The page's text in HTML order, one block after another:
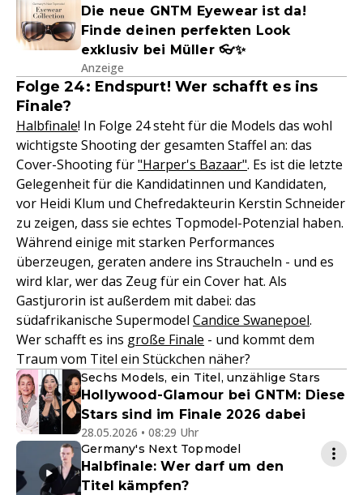
Die neue GNTM Eyewear ist da!
Finde deinen perfekten Look
exklusiv bei Müller 👓✨
Anzeige
Folge 24: Endspurt! Wer schafft es ins
Finale?
Halbfinale! In Folge 24 steht für die Models das wohl
wichtigste Shooting der gesamten Staffel an: das
Cover-Shooting für"Harper's Bazaar". Es ist die letzte
Gelegenheit für die Kandidatinnen und Kandidaten,
vor Heidi Klum und Chefredakteurin Kerstin Schneider
zu zeigen, dass sie echtes Topmodel-Potenzial haben.
Während einige mit starken Performances
überzeugen, geraten andere ins Straucheln - und es
wird klar, wer das Zeug für ein Cover hat. Als
Gastjurorin ist außerdem mit dabei: das
südafrikanische Supermodel Candice Swanepoel.
Wer schafft es ins große Finale - und kommt dem
Traum vom Titel ein Stückchen näher?
Sechs Models, ein Titel, unzählige Stars
Hollywood-Glamour bei GNTM: Diese
Stars sind im Finale 2026 dabei
28.05.2026 • 08:29 Uhr
Germany's Next Topmodel
Halbfinale: Wer darf um den
Titel kämpfen?